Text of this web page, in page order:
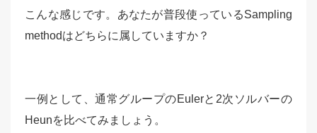
こんな感じです。あなたが普段使っているSampling
methodはどちらに属していますか？
一例として、通常グループのEulerと2次ソルバーの
Heunを比べてみましょう。